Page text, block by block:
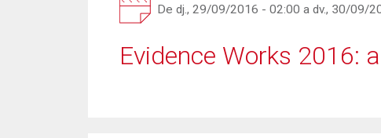
De dj., 29/09/2016 - 02:00 a dv., 30/09/
Evidence Works 2016: